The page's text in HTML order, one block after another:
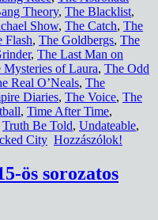
Theory, The Blacklist,
Show, The Catch, The
Flash, The Goldbergs, The
, The Last Man on
Mysteries of Laura, The Odd
Real O’Neals, The
Diaries, The Voice, The
, Time After Time,
Truth Be Told, Undateable,
City Hozzászólok!
ös sorozatos